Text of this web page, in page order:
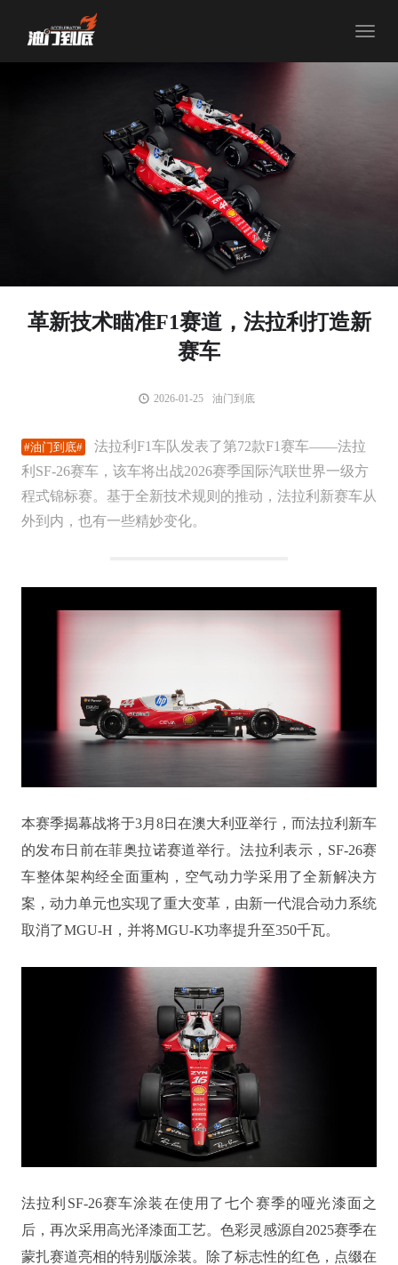
Toggle
革新技术瞄准F1赛道，法拉利打造新
赛车
2026-01-25 油门到底
法拉利F1车队发表了第72款F1赛车——法拉
利SF-26赛车，该车将出战2026赛季国际汽联世界一级方
程式锦标赛。基于全新技术规则的推动，法拉利新赛车从
外到内，也有一些精妙变化。
本赛季揭幕战将于3月8日在澳大利亚举行，而法拉利新车
的发布日前在菲奥拉诺赛道举行。法拉利表示，SF-26赛
车整体架构经全面重构，空气动力学采用了全新解决方
案，动力单元也实现了重大变革，由新一代混合动力系统
取消了MGU-H，并将MGU-K功率提升至350千瓦。
法拉利SF-26赛车涂装在使用了七个赛季的哑光漆面之
后，再次采用高光泽漆面工艺。色彩灵感源自2025赛季在
蒙扎赛道亮相的特别版涂装。除了标志性的红色，点缀在